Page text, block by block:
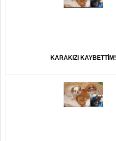
KARAKIZI KAYBETTİM!